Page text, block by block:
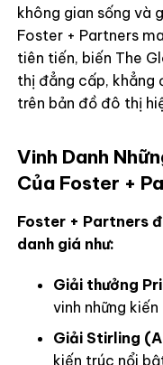
không gian sống và
Foster + Partners
tiên tiến, biến The
thị đẳng cấp, khẳng
trên bản đồ đô thị
Vinh Danh
Của Foster +
Foster + Partners
danh giá như:
Giải thưởng
vinh những
Giải Stirling
kiến trúc nổi